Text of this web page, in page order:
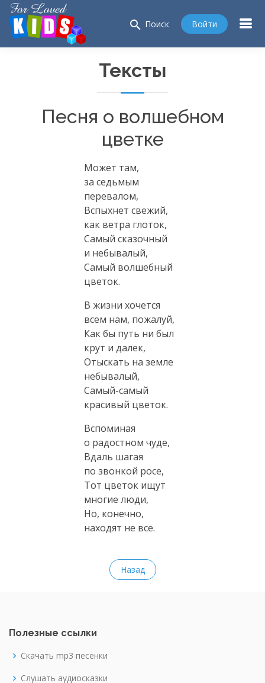
search Поиск Войти
Тексты
Песня о волшебном
цветке
Может там,
за седьмым
перевалом,
Вспыхнет свежий,
как ветра глоток,
Самый сказочный
и небывалый,
Самый волшебный
цветок.
В жизни хочется
всем нам, пожалуй,
Как бы путь ни был
крут и далек,
Отыскать на земле
небывалый,
Самый-самый
красивый цветок.
Вспоминая
о радостном чуде,
Вдаль шагая
по звонкой росе,
Тот цветок ищут
многие люди,
Но, конечно,
находят не все.
Назад
Полезные ссылки
Скачать mp3 песенки
Слушать аудиосказки